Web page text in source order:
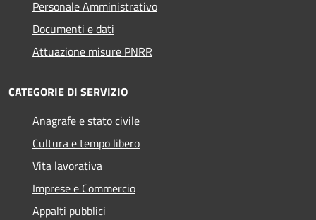
Personale Amministrativo
Documenti e dati
Attuazione misure PNRR
CATEGORIE DI SERVIZIO
Anagrafe e stato civile
Cultura e tempo libero
Vita lavorativa
Imprese e Commercio
Appalti pubblici